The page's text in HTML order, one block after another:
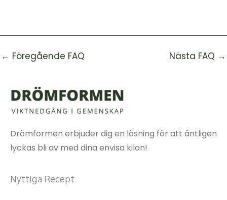
← Föregående FAQ Nästa FAQ →
Drömformen erbjuder dig en lösning för att äntligen
lyckas bli av med dina envisa kilon!
Nyttiga Recept